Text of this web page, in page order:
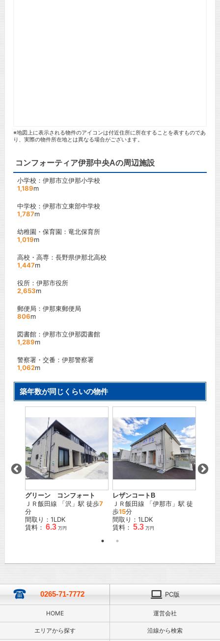
※地図上に表示される物件のアイコンは付近住所に所在することを表すものであ
り、実際の物件所在地とは異なる場合がございます。
コンフォーティア伊那中央Aの周辺施設
小学校：伊那市立伊那小学校
1,189m
中学校：伊那市立東部中学校
1,787m
幼稚園・保育園：竜北保育所
1,019m
高校・高専：長野県伊那北高校
1,447m
役所：伊那市役所
2,653m
郵便局：伊那東郵便局
806m
図書館：伊那市立伊那図書館
1,289m
警察署・交番：伊那警察署
1,062m
築年数が同じくらいの物件
グリーン コンフォート
ＪＲ飯田線 「沢 」駅 徒歩7
分
間取り：1LDK
賃料： 6.3 万円
レザンコートB
ＪＲ飯田線 「伊那市 」駅 徒
歩15分
間取り：1LDK
賃料： 5.3 万円
0265-71-7772 PC版
HOME 運営会社
エリアから探す 沿線から検索